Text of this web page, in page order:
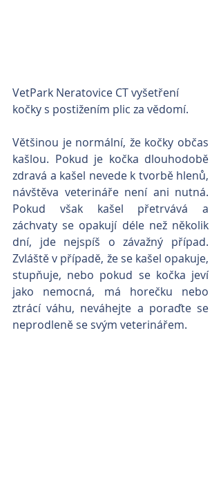
VetPark Neratovice CT vyšetření
kočky s postižením plic za vědomí.
Většinou je normální, že kočky občas
kašlou. Pokud je kočka dlouhodobě
zdravá a kašel nevede k tvorbě hlenů,
návštěva veterináře není ani nutná.
Pokud však kašel přetrvává a
záchvaty se opakují déle než několik
dní, jde nejspíš o závažný případ.
Zvláště v případě, že se kašel opakuje,
stupňuje, nebo pokud se kočka jeví
jako nemocná, má horečku nebo
ztrácí váhu, neváhejte a poraďte se
neprodleně se svým veterinářem.